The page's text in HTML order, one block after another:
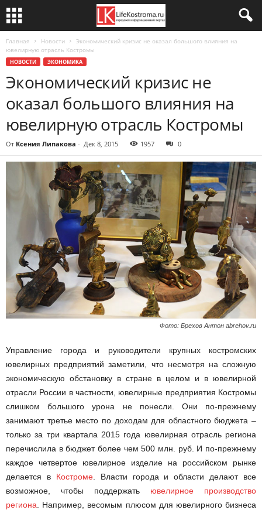
Главная Новости
Экономический кризис не оказал большого влияния на
ювелирную отрасль Костромы
НОВОСТИ ЭКОНОМИКА
Экономический кризис не
оказал большого влияния на
ювелирную отрасль Костромы
От Ксения Липакова - Дек 8, 2015 1957 0
Фото: Брехов Антон abrehov.ru
Управление города и руководители крупных костромских
ювелирных предприятий заметили, что несмотря на сложную
экономическую обстановку в стране в целом и в ювелирной
отрасли России в частности, ювелирные предприятия Костромы
слишком большого урона не понесли. Они по-прежнему
занимают третье место по доходам для областного бюджета –
только за три квартала 2015 года ювелирная отрасль региона
перечислила в бюджет более чем 500 млн. руб. И по-прежнему
каждое четвертое ювелирное изделие на российском рынке
делается в Костроме. Власти города и области делают все
возможное, чтобы поддержать ювелирное производство
региона . Например, весомым плюсом для ювелирного бизнеса